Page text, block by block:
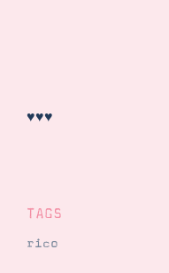
Demonstrator
Über Stampin’ Up!
♥♥♥
TAGS
rico